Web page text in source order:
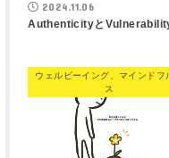
2024.11.06
Authenticityと
ウェルビーイング、マインドフ
ス